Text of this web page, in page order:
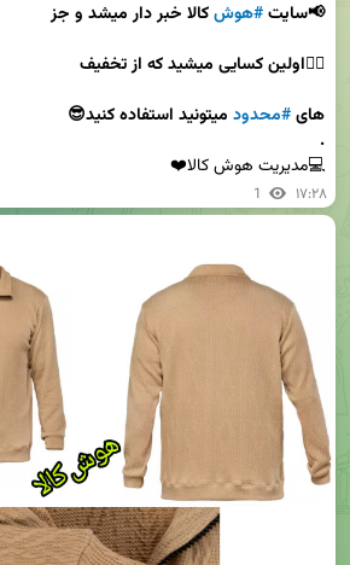
📢سایت #هوش
های #محدود
.
💻مدیریت هوش کالا❤️
1 ۱۷:۲۸